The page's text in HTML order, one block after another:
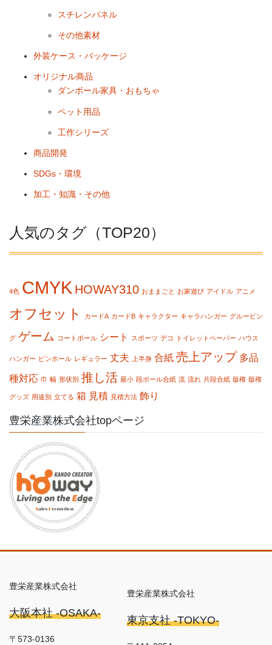
スチレンパネル
その他素材
外装ケース・パッケージ
オリジナル商品
ダンボール家具・おもちゃ
ペット用品
工作シリーズ
商品開発
SDGs・環境
加工・知識・その他
人気のタグ（TOP20）
4色 CMYK HOWAY310 おままごと お家遊び アイドル アニメ
オフセット カードA カードB キャラクター キャラハンガー グルーピン
グ ゲーム コートボール シート スポーツ デコ トイレットペーパー ハウス
ハンガー ピンホール レギュラー 丈夫 上半身 合紙 売上アップ 多品
種対応 巾 幅 形状別 推し活 最小 段ボール合紙 流 流れ 片段合紙 版権 版権
グッズ 用途別 立てる 箱 見積 見積方法 飾り
豊栄産業株式会社topページ
豊栄産業株式会社
大阪本社 -OSAKA-
〒573-0136
豊栄産業株式会社
東京支社 -TOKYO-